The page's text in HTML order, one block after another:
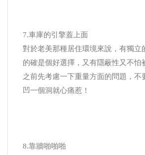
7.車庫的引擎蓋上面
對於老美那種居住環境來說，有獨立
的確是個好選擇，又有隱蔽性又不怕
之前先考慮一下重量方面的問題，不
凹一個洞就心痛惹！
8.靠牆啪啪啪